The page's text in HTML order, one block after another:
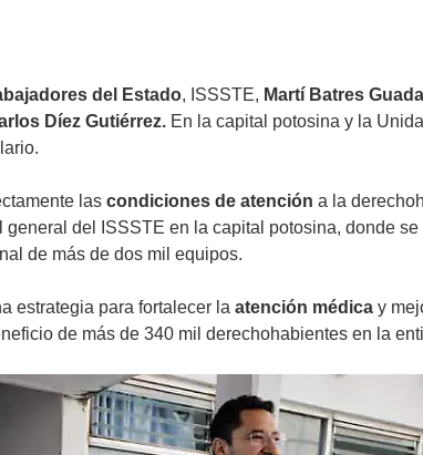
del Estado, ISSSTE, Martí Batres
Díez Gutiérrez. En la capital potosina y la
las condiciones de atención a la
general del ISSSTE en la capital potosina, donde
de más de dos mil equipos.
estrategia para fortalecer la atención médica y
de más de 340 mil derechohabientes en la